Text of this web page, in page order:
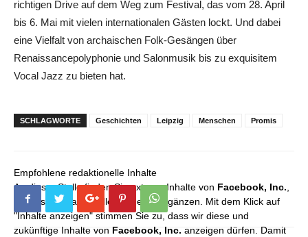
richtigen Drive auf dem Weg zum Festival, das vom 28. April
bis 6. Mai mit vielen internationalen Gästen lockt. Und dabei
eine Vielfalt von archaischen Folk-Gesängen über
Renaissancepolyphonie und Salonmusik bis zu exquisitem
Vocal Jazz zu bieten hat.
SCHLAGWORTE Geschichten Leipzig Menschen Promis
Empfohlene redaktionelle Inhalte
An dieser Stelle finden Sie externe Inhalte von Facebook, Inc.,
die unser redaktionelles Angebot ergänzen. Mit dem Klick auf
"Inhalte anzeigen" stimmen Sie zu, dass wir diese und
zukünftige Inhalte von Facebook, Inc. anzeigen dürfen. Damit